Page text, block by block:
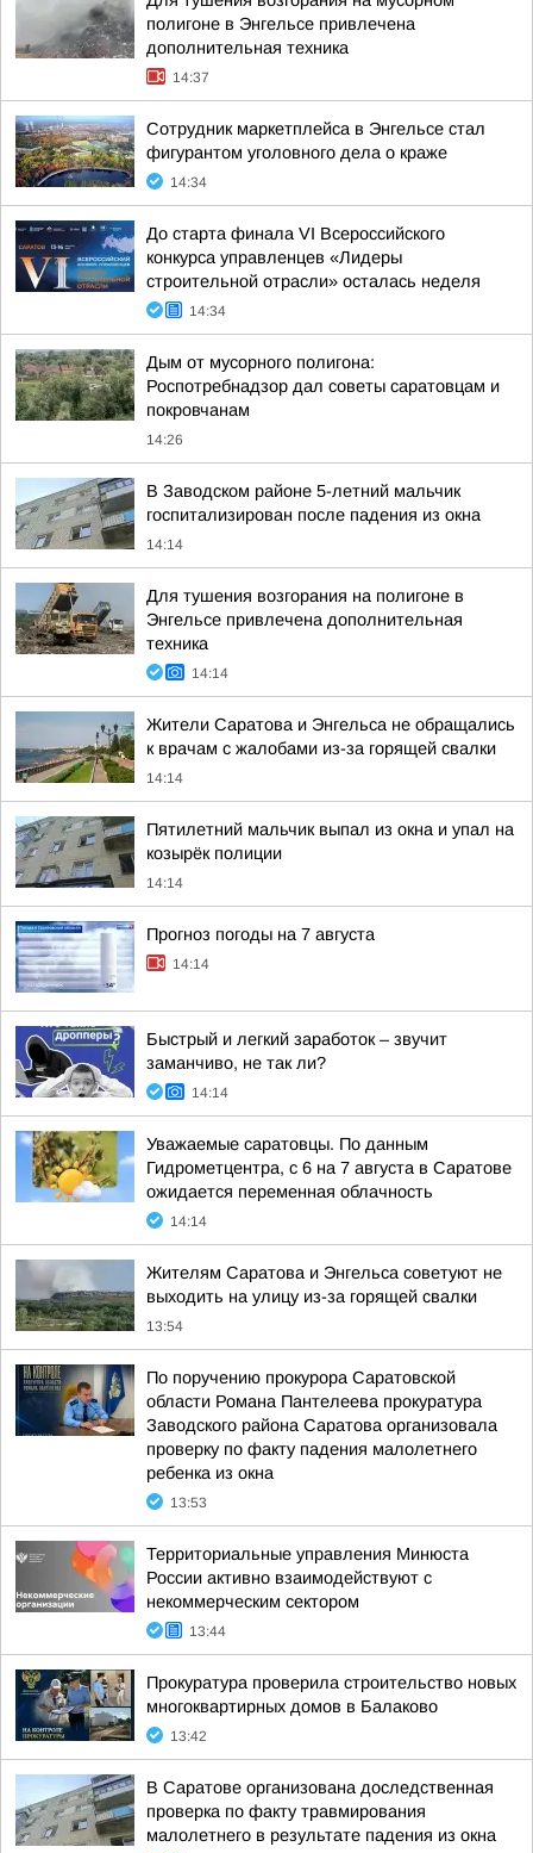
полигоне в Энгельсе привлечена
дополнительная техника
14:37
Сотрудник маркетплейса в Энгельсе стал
фигурантом уголовного дела о краже
14:34
До старта финала VI Всероссийского
конкурса управленцев «Лидеры
строительной отрасли» осталась неделя
14:34
Дым от мусорного полигона:
Роспотребнадзор дал советы саратовцам и
покровчанам
14:26
В Заводском районе 5-летний мальчик
госпитализирован после падения из окна
14:14
Для тушения возгорания на полигоне в
Энгельсе привлечена дополнительная
техника
14:14
Жители Саратова и Энгельса не обращались
к врачам с жалобами из-за горящей свалки
14:14
Пятилетний мальчик выпал из окна и упал на
козырёк полиции
14:14
Прогноз погоды на 7 августа
14:14
Быстрый и легкий заработок – звучит
заманчиво, не так ли?
14:14
Уважаемые саратовцы. По данным
Гидрометцентра, с 6 на 7 августа в Саратове
ожидается переменная облачность
14:14
Жителям Саратова и Энгельса советуют не
выходить на улицу из-за горящей свалки
13:54
По поручению прокурора Саратовской
области Романа Пантелеева прокуратура
Заводского района Саратова организовала
проверку по факту падения малолетнего
ребенка из окна
13:53
Территориальные управления Минюста
России активно взаимодействуют с
некоммерческим сектором
13:44
Прокуратура проверила строительство новых
многоквартирных домов в Балаково
13:42
В Саратове организована доследственная
проверка по факту травмирования
малолетнего в результате падения из окна